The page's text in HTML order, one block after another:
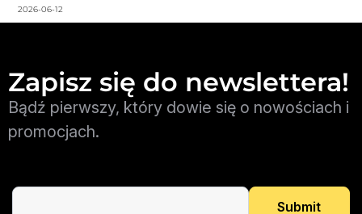
2026-06-12
Zapisz się do newslettera!
Bądź pierwszy, który dowie się o nowościach i
promocjach.